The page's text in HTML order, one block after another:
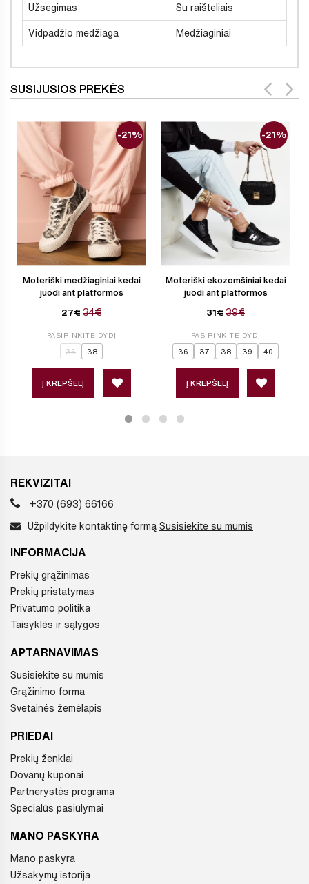
Užsegimas Su raišteliais
Vidpadžio medžiaga Medžiaginiai
SUSIJUSIOS PREKĖS
Moteriški medžiaginiai kedai
juodi ant platformos
27€ 34€
-21%
PASIRINKITE DYDĮ
36 38
Į KREPŠELĮ
Moteriški ekozomšiniai kedai
juodi ant platformos
31€ 39€
-21%
PASIRINKITE DYDĮ
36 37 38 39 40
Į KREPŠELĮ
REKVIZITAI
+370 (693) 66166
Užpildykite kontaktinę formą Susisiekite su mumis
INFORMACIJA
Prekių grąžinimas
Prekių pristatymas
Privatumo politika
Taisyklės ir sąlygos
APTARNAVIMAS
Susisiekite su mumis
Grąžinimo forma
Svetainės žemėlapis
PRIEDAI
Prekių ženklai
Dovanų kuponai
Partnerystės programa
Specialūs pasiūlymai
MANO PASKYRA
Mano paskyra
Užsakymų istorija